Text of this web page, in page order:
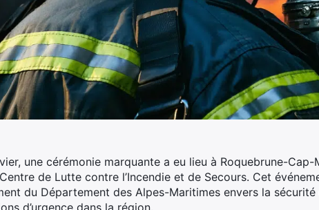
une cérémonie marquante a eu lieu à Roquebrune-
de Lutte contre l’Incendie et de Secours. Cet
du Département des Alpes-Maritimes envers la
d’urgence dans la région.